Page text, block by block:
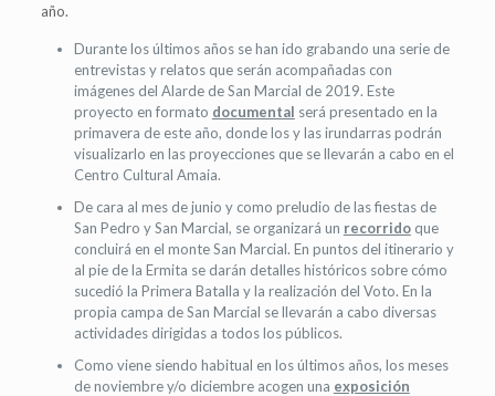
año.
Durante los últimos años se han ido grabando una serie de
entrevistas y relatos que serán acompañadas con
imágenes del Alarde de San Marcial de 2019. Este
proyecto en formato documental será presentado en la
primavera de este año, donde los y las irundarras podrán
visualizarlo en las proyecciones que se llevarán a cabo en el
Centro Cultural Amaia.
De cara al mes de junio y como preludio de las fiestas de
San Pedro y San Marcial, se organizará un recorridoque
concluirá en el monte San Marcial. En puntos del itinerario y
al pie de la Ermita se darán detalles históricos sobre cómo
sucedió la Primera Batalla y la realización del Voto. En la
propia campa de San Marcial se llevarán a cabo diversas
actividades dirigidas a todos los públicos.
Como viene siendo habitual en los últimos años, los meses
de noviembre y/o diciembre acogen una exposición